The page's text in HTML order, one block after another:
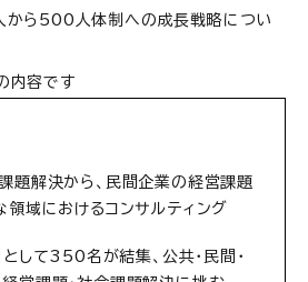
から500人体制への成長戦略につい
容です
題解決から、民間企業の経営課題
領域におけるコンサルティング
として350名が結集、公共・民間・